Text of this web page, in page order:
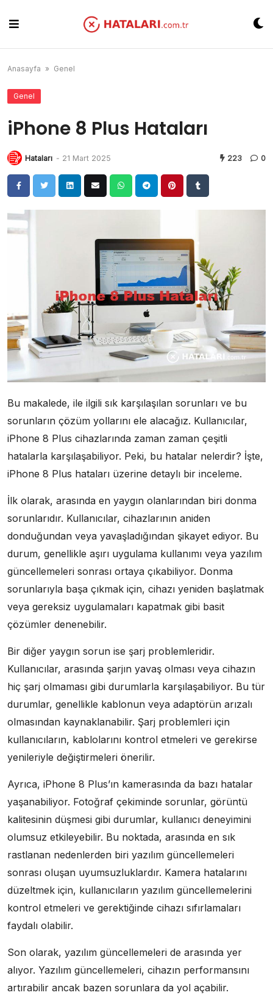
content
Anasayfa » Genel
Genel
iPhone 8 Plus Hataları
Hataları - 21 Mart 2025 223 0
Bu makalede, ile ilgili sık karşılaşılan sorunları ve bu
sorunların çözüm yollarını ele alacağız. Kullanıcılar,
iPhone 8 Plus cihazlarında zaman zaman çeşitli
hatalarla karşılaşabiliyor. Peki, bu hatalar nelerdir? İşte,
iPhone 8 Plus hataları üzerine detaylı bir inceleme.
İlk olarak, arasında en yaygın olanlarından biri donma
sorunlarıdır. Kullanıcılar, cihazlarının aniden
donduğundan veya yavaşladığından şikayet ediyor. Bu
durum, genellikle aşırı uygulama kullanımı veya yazılım
güncellemeleri sonrası ortaya çıkabiliyor. Donma
sorunlarıyla başa çıkmak için, cihazı yeniden başlatmak
veya gereksiz uygulamaları kapatmak gibi basit
çözümler denenebilir.
Bir diğer yaygın sorun ise şarj problemleridir.
Kullanıcılar, arasında şarjın yavaş olması veya cihazın
hiç şarj olmaması gibi durumlarla karşılaşabiliyor. Bu tür
durumlar, genellikle kablonun veya adaptörün arızalı
olmasından kaynaklanabilir. Şarj problemleri için
kullanıcıların, kablolarını kontrol etmeleri ve gerekirse
yenileriyle değiştirmeleri önerilir.
Ayrıca, iPhone 8 Plus’ın kamerasında da bazı hatalar
yaşanabiliyor. Fotoğraf çekiminde sorunlar, görüntü
kalitesinin düşmesi gibi durumlar, kullanıcı deneyimini
olumsuz etkileyebilir. Bu noktada, arasında en sık
rastlanan nedenlerden biri yazılım güncellemeleri
sonrası oluşan uyumsuzluklardır. Kamera hatalarını
düzeltmek için, kullanıcıların yazılım güncellemelerini
kontrol etmeleri ve gerektiğinde cihazı sıfırlamaları
faydalı olabilir.
Son olarak, yazılım güncellemeleri de arasında yer
alıyor. Yazılım güncellemeleri, cihazın performansını
artırabilir ancak bazen sorunlara da yol açabilir.